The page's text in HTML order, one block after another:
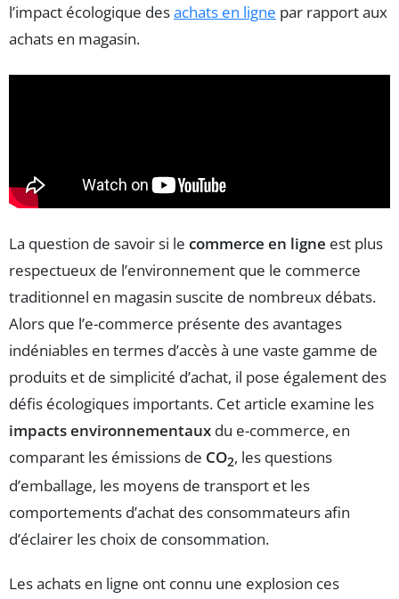
l’impact écologique desachats en ligne par rapport aux
achats en magasin.
La question de savoir si le commerce en ligne est plus
respectueux de l’environnement que le commerce
traditionnel en magasin suscite de nombreux débats.
Alors que l’e-commerce présente des avantages
indéniables en termes d’accès à une vaste gamme de
produits et de simplicité d’achat, il pose également des
défis écologiques importants. Cet article examine les
impacts environnementaux du e-commerce, en
comparant les émissions de CO2, les questions
d’emballage, les moyens de transport et les
comportements d’achat des consommateurs afin
d’éclairer les choix de consommation.
Les achats en ligne ont connu une explosion ces